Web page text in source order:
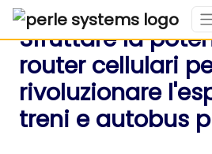
Sfruttare la
router cellulari
rivoluzionare
treni e autobus